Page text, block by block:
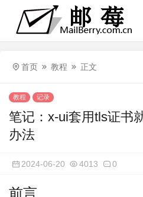
首页 教程 正文
教程 记录
笔记：x-ui套用tls证书
办法
2024-06-20 4013 0
前言